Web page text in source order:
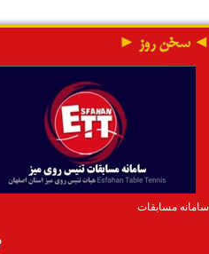
◄ سخن روز ►
سامانه مسابقات